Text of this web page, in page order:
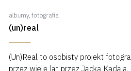
albumy, fotografia
(un)real
(Un)Real to osobisty projekt
przez wiele lat przez Jacka